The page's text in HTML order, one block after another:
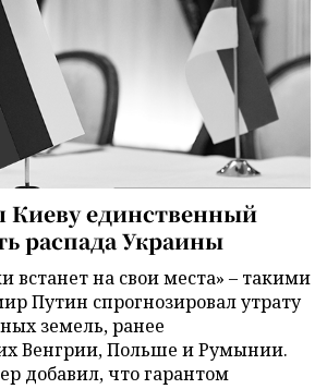
Киеву единственный
распада Украины
встанет на свои места» – такими
Путин спрогнозировал утрату
земель, ранее
Венгрии, Польше и Румынии.
добавил, что гарантом